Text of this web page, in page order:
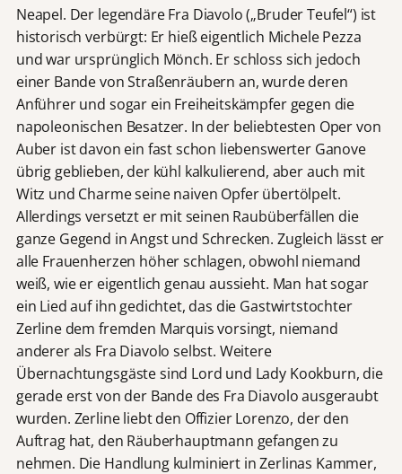
Neapel. Der legendäre Fra Diavolo („Bruder Teufel“) ist
historisch verbürgt: Er hieß eigentlich Michele Pezza
und war ursprünglich Mönch. Er schloss sich jedoch
einer Bande von Straßenräubern an, wurde deren
Anführer und sogar ein Freiheitskämpfer gegen die
napoleonischen Besatzer. In der beliebtesten Oper von
Auber ist davon ein fast schon liebenswerter Ganove
übrig geblieben, der kühl kalkulierend, aber auch mit
Witz und Charme seine naiven Opfer übertölpelt.
Allerdings versetzt er mit seinen Raubüberfällen die
ganze Gegend in Angst und Schrecken. Zugleich lässt er
alle Frauenherzen höher schlagen, obwohl niemand
weiß, wie er eigentlich genau aussieht. Man hat sogar
ein Lied auf ihn gedichtet, das die Gastwirtstochter
Zerline dem fremden Marquis vorsingt, niemand
anderer als Fra Diavolo selbst. Weitere
Übernachtungsgäste sind Lord und Lady Kookburn, die
gerade erst von der Bande des Fra Diavolo ausgeraubt
wurden. Zerline liebt den Offizier Lorenzo, der den
Auftrag hat, den Räuberhauptmann gefangen zu
nehmen. Die Handlung kulminiert in Zerlinas Kammer,